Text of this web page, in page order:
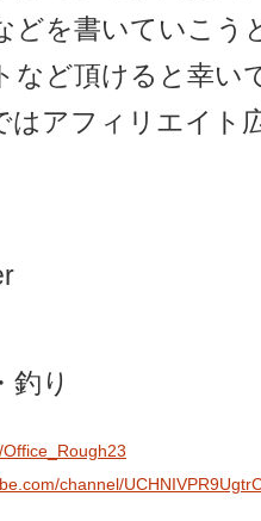
どを書いていこう
など頂けると幸い
はアフィリエイト
釣り
channel/